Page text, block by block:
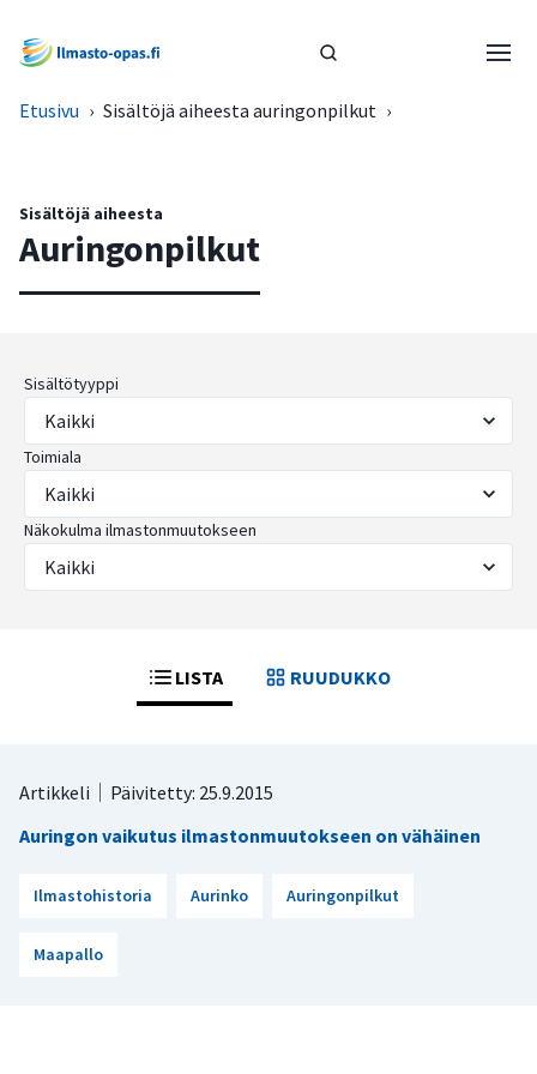
Etusivu › Sisältöjä aiheesta auringonpilkut ›
Sisältöjä aiheesta
Auringonpilkut
Sisältötyyppi
Toimiala
Näkokulma ilmastonmuutokseen
LISTA RUUDUKKO
Artikkeli
Päivitetty: 25.9.2015
Auringon vaikutus ilmastonmuutokseen on vähäinen
Ilmastohistoria Aurinko Auringonpilkut
Maapallo